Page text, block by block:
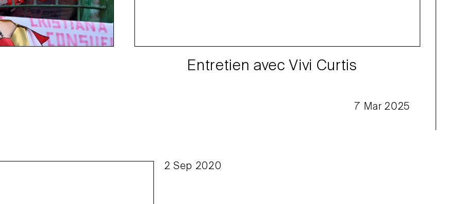
Entretien avec Vivi Curtis
7 Mar 2025
2 Sep 2020